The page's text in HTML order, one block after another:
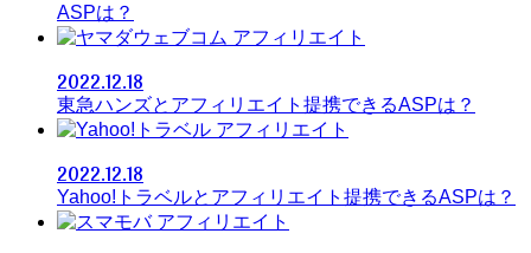
ASPは？
アフィリエイト
2022.12.18
東急ハンズとアフィリエイト提携できるASPは？
アフィリエイト
2022.12.18
Yahoo!トラベルとアフィリエイト提携できるASPは？
アフィリエイト